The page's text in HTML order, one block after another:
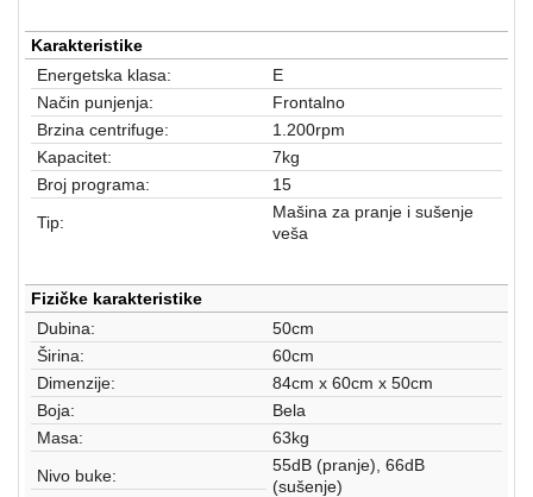
Kućni
aparati
Software
Sve
kategorije
Karakteristike
Energetska klasa:
E
Način punjenja:
Frontalno
Brzina centrifuge:
1.200rpm
Kapacitet:
7kg
Broj programa:
15
Tip:
Mašina za pranje i sušenje
veša
Fizičke karakteristike
Dubina:
50cm
Širina:
60cm
Dimenzije:
84cm x 60cm x 50cm
Boja:
Bela
Masa:
63kg
Nivo buke:
55dB (pranje), 66dB
(sušenje)